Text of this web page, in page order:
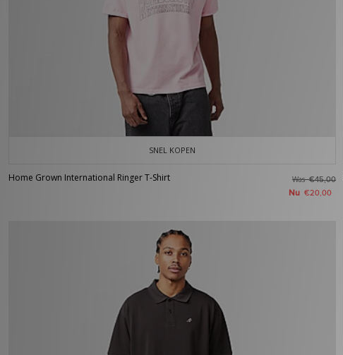
SNEL KOPEN
Home Grown International Ringer T-Shirt Was€45,00
Nu €20,00